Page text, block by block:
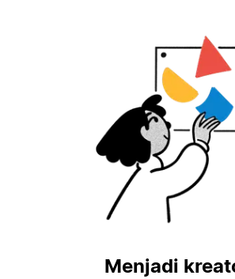
Menjadi